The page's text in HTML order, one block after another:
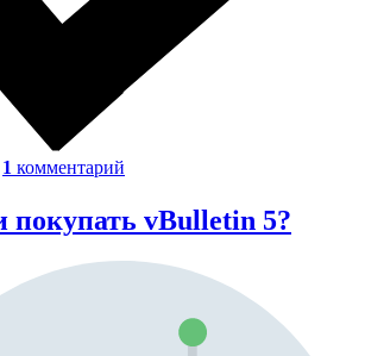
1 комментарий
покупать vBulletin 5?